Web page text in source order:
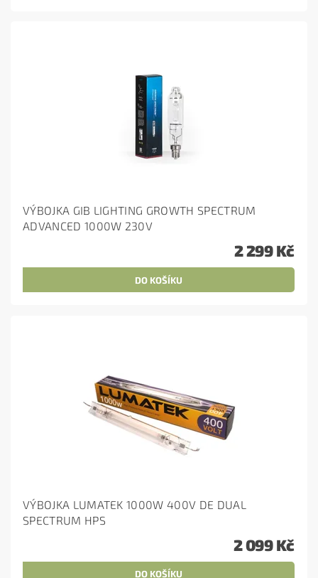
VÝBOJKA GIB LIGHTING GROWTH SPECTRUM
ADVANCED 1000W 230V
2 299 Kč
VÝBOJKA LUMATEK 1000W 400V DE DUAL
SPECTRUM HPS
2 099 Kč